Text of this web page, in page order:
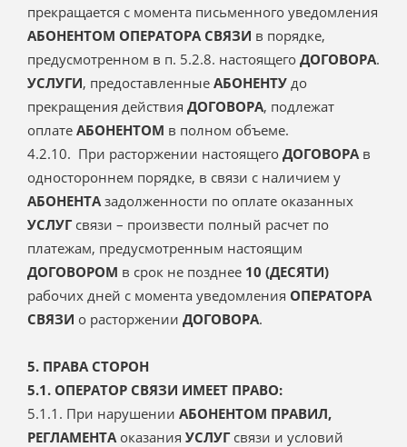
прекращается с момента письменного уведомления
АБОНЕНТОМ ОПЕРАТОРА СВЯЗИ в порядке,
предусмотренном в п. 5.2.8. настоящего ДОГОВОРА.
УСЛУГИ, предоставленные АБОНЕНТУ до
прекращения действия ДОГОВОРА, подлежат
оплате АБОНЕНТОМ в полном объеме.
4.2.10. При расторжении настоящего ДОГОВОРАв
одностороннем порядке, в связи с наличием у
АБОНЕНТАзадолженности по оплате оказанных
УСЛУГ связи – произвести полный расчет по
платежам, предусмотренным настоящим
ДОГОВОРОМ в срок не позднее 10 (ДЕСЯТИ)
рабочих дней с момента уведомления ОПЕРАТОРА
СВЯЗИ о расторжении ДОГОВОРА.
5. ПРАВА СТОРОН
5.1. ОПЕРАТОР СВЯЗИ ИМЕЕТ ПРАВО:
5.1.1. При нарушении АБОНЕНТОМ ПРАВИЛ,
РЕГЛАМЕНТАоказания УСЛУГ связи и условий